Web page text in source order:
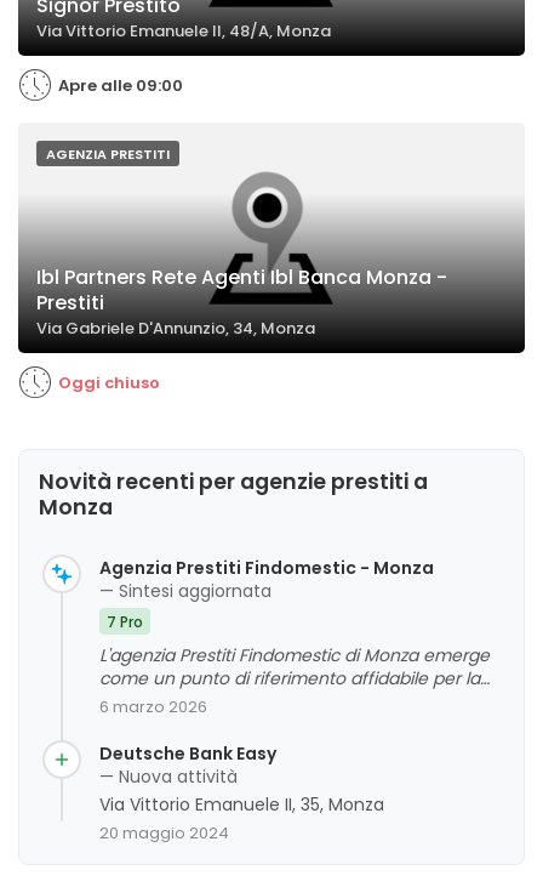
Via Vittorio Emanuele II, 48/A, Monza
Apre alle 09:00
AGENZIA PRESTITI
Ibl Partners Rete Agenti Ibl Banca Monza -
Prestiti
Via Gabriele D'Annunzio, 34, Monza
Oggi chiuso
Novità recenti per agenzie prestiti a
Monza
Agenzia Prestiti Findomestic - Monza
— Sintesi aggiornata
7 Pro
L'agenzia Prestiti Findomestic di Monza emerge
come un punto di riferimento affidabile per la
clientela, grazie alla professionalità, cortesia e
competenza e la disponibilità del team, in
particolare la capacità di rispondere
prontamente alle esigenze e di offrire un
servizio efficace. Sebbene siano presenti alcune
opinioni meno positive, la maggioranza dei
6 marzo 2026
Deutsche Bank Easy
— Nuova attività
Via Vittorio Emanuele II, 35, Monza
20 maggio 2024